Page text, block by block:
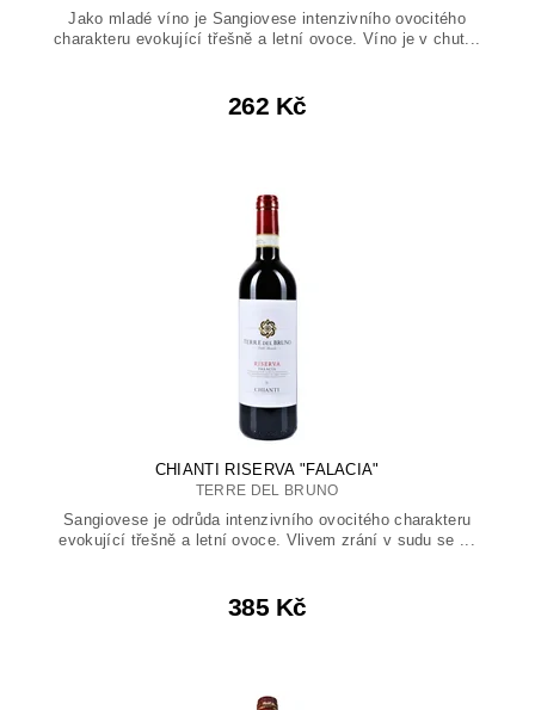
Jako mladé víno je Sangiovese intenzivního ovocitého
charakteru evokující třešně a letní ovoce. Víno je v chut...
262 Kč
CHIANTI RISERVA "FALACIA"
TERRE DEL BRUNO
Sangiovese je odrůda intenzivního ovocitého charakteru
evokující třešně a letní ovoce. Vlivem zrání v sudu se ...
385 Kč